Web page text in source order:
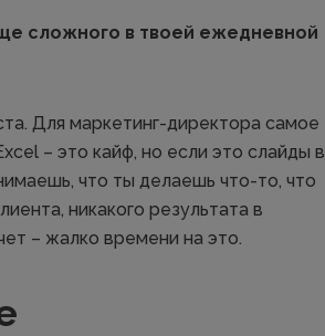
сложного в твоей ежедневной
Для маркетинг-директора самое
– это кайф, но если это слайды в
что ты делаешь что-то, что
никакого результата в
– жалко времени на это.